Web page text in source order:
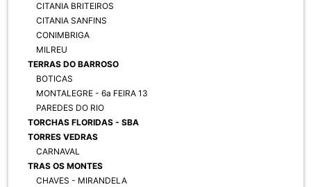
CITANIA BRITEIROS
CITANIA SANFINS
CONIMBRIGA
MILREU
TERRAS DO BARROSO
BOTICAS
MONTALEGRE - 6a FEIRA 13
PAREDES DO RIO
TORCHAS FLORIDAS - SBA
TORRES VEDRAS
CARNAVAL
TRAS OS MONTES
CHAVES - MIRANDELA